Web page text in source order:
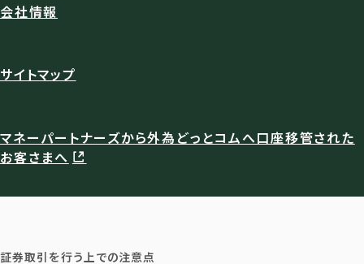
会社情報
サイトマップ
マネーパートナーズから外為どっとコムへ口座移管された
お客さまへ
証券取引を行う上での注意点